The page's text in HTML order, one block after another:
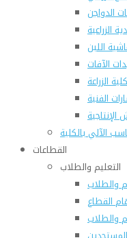
الدواجن
الزراعية
اللبن
الآفات
الزراعة
الفنية
الإنتاجية
الآلي بالكلية
القطاعات
التعليم والطلاب
والطلاب
القطاع
والطلاب